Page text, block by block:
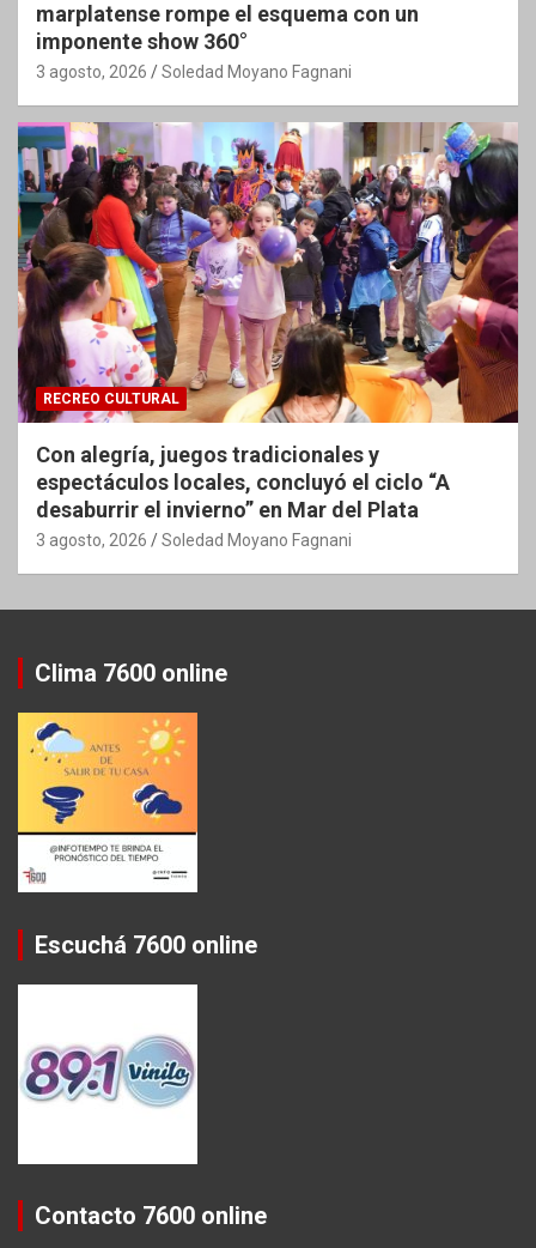
marplatense rompe el esquema con un
imponente show 360°
3 agosto, 2026 Soledad Moyano Fagnani
RECREO CULTURAL
Con alegría, juegos tradicionales y
espectáculos locales, concluyó el ciclo “A
desaburrir el invierno” en Mar del Plata
3 agosto, 2026 Soledad Moyano Fagnani
Clima 7600 online
Escuchá 7600 online
Contacto 7600 online